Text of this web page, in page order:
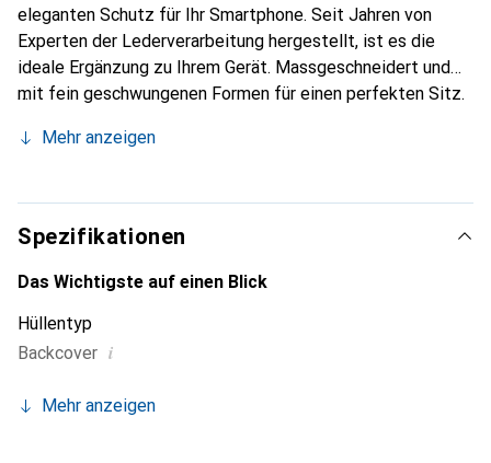
eleganten Schutz für Ihr Smartphone. Seit Jahren von
Experten der Lederverarbeitung hergestellt, ist es die
ideale Ergänzung zu Ihrem Gerät. Massgeschneidert und
mit fein geschwungenen Formen für einen perfekten Sitz.
Smartphone. Die Marke Noreve ist international für ihre
für den anspruchsvollen Kunden.
Mehr anzeigen
Spezifikationen
Das Wichtigste auf einen Blick
Hüllentyp
Backcover i
Mehr anzeigen